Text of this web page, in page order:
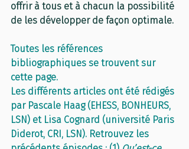
offrir à tous et à chacun la possibilité
de les développer de façon optimale.
Toutes les références
bibliographiques se trouvent sur
cette page.
Les différents articles ont été rédigés
par Pascale Haag (EHESS, BONHEURS,
LSN) et Lisa Cognard (université Paris
Diderot, CRI, LSN). Retrouvez les